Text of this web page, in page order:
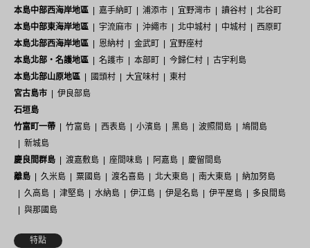
本島中部西海岸地區
嘉手納町 浦添市 宜野灣市 讀谷村
北谷町
本島中部東海岸地區
宇流麻市 沖繩市 北中城村 中城村
西原町
本島北部西海岸地區
恩納村 金武町
宜野座村
本島北部・名護地區
名護市 本部町 今歸仁村
古宇利島
本島北部山原地區
國頭村 大宜味村
東村
宮古島市
伊良部島
石垣島
竹富町一帶
竹富島 西表島 小濱島 黑島 波照間島
鳩間島
新城島
慶良間群島
渡嘉敷島 座間味島 阿嘉島
慶留間島
離島
久米島 粟國島 渡名喜島 北大東島 南大東島
納加努島
久高島
津堅島 水納島 伊江島 伊是名島 伊平屋島
多良間島
與那國島
特點